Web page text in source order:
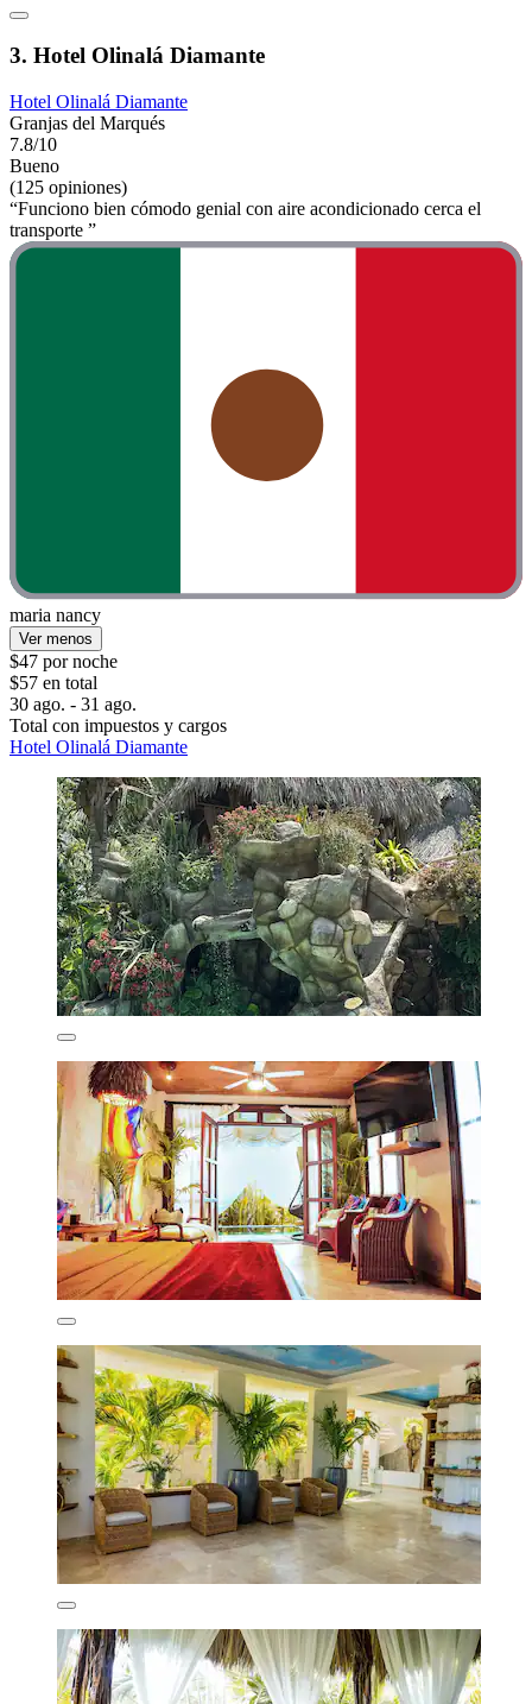
3. Hotel Olinalá Diamante
Hotel Olinalá Diamante
Granjas del Marqués
7.8/10
Bueno
(125 opiniones)
“Funciono bien cómodo genial con aire acondicionado cerca el
transporte ”
maria nancy
Ver menos
$47 por noche
$57 en total
30 ago. - 31 ago.
Total con impuestos y cargos
Hotel Olinalá Diamante